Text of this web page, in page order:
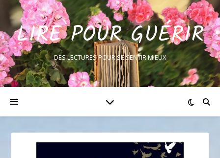
LIRE POUR GUÉRIR
DES LECTURES POUR SE SENTIR MIEUX